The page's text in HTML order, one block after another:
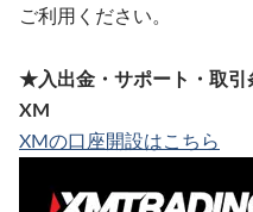
ご利用ください。
★入出金・サポート・取
XM
XMの口座開設はこちら